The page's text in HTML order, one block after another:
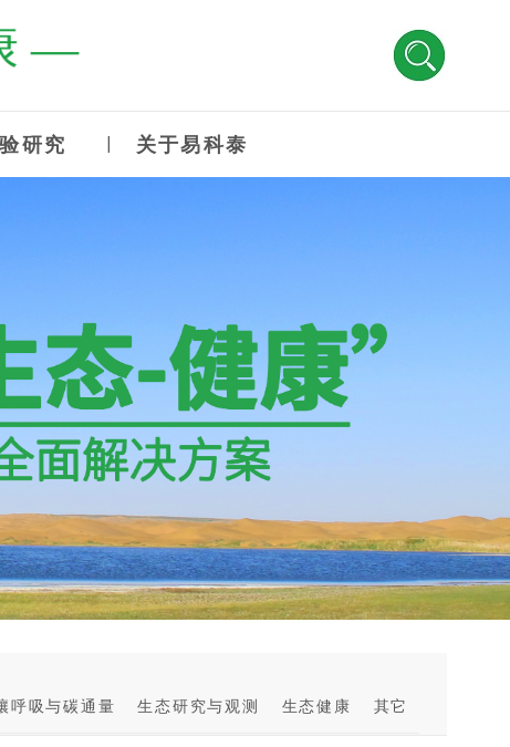
—
研究 关于易科泰
呼吸与碳通量 生态研究与观测 生态健康 其它